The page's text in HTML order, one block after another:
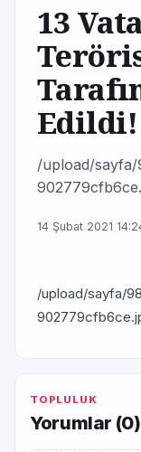
13
Edildi!
/upload/
14 Şubat 2021
/upload/sayfa/
TOPLULUK
Yorumlar (0)